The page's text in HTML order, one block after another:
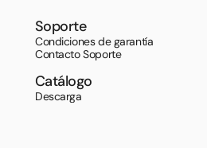
Soporte
Condiciones de garantía
Contacto Soporte
Catálogo
Descarga